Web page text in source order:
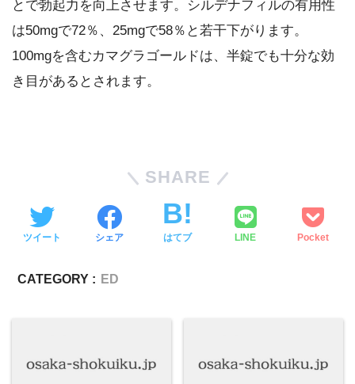
とで勃起力を向上させます。シルデナフィルの有用性
は50mgで72％、25mgで58％と若干下がります。
100mgを含むカマグラゴールドは、半錠でも十分な効
き目があるとされます。
SHARE
ツイート シェア はてブ LINE Pocket
CATEGORY : ED